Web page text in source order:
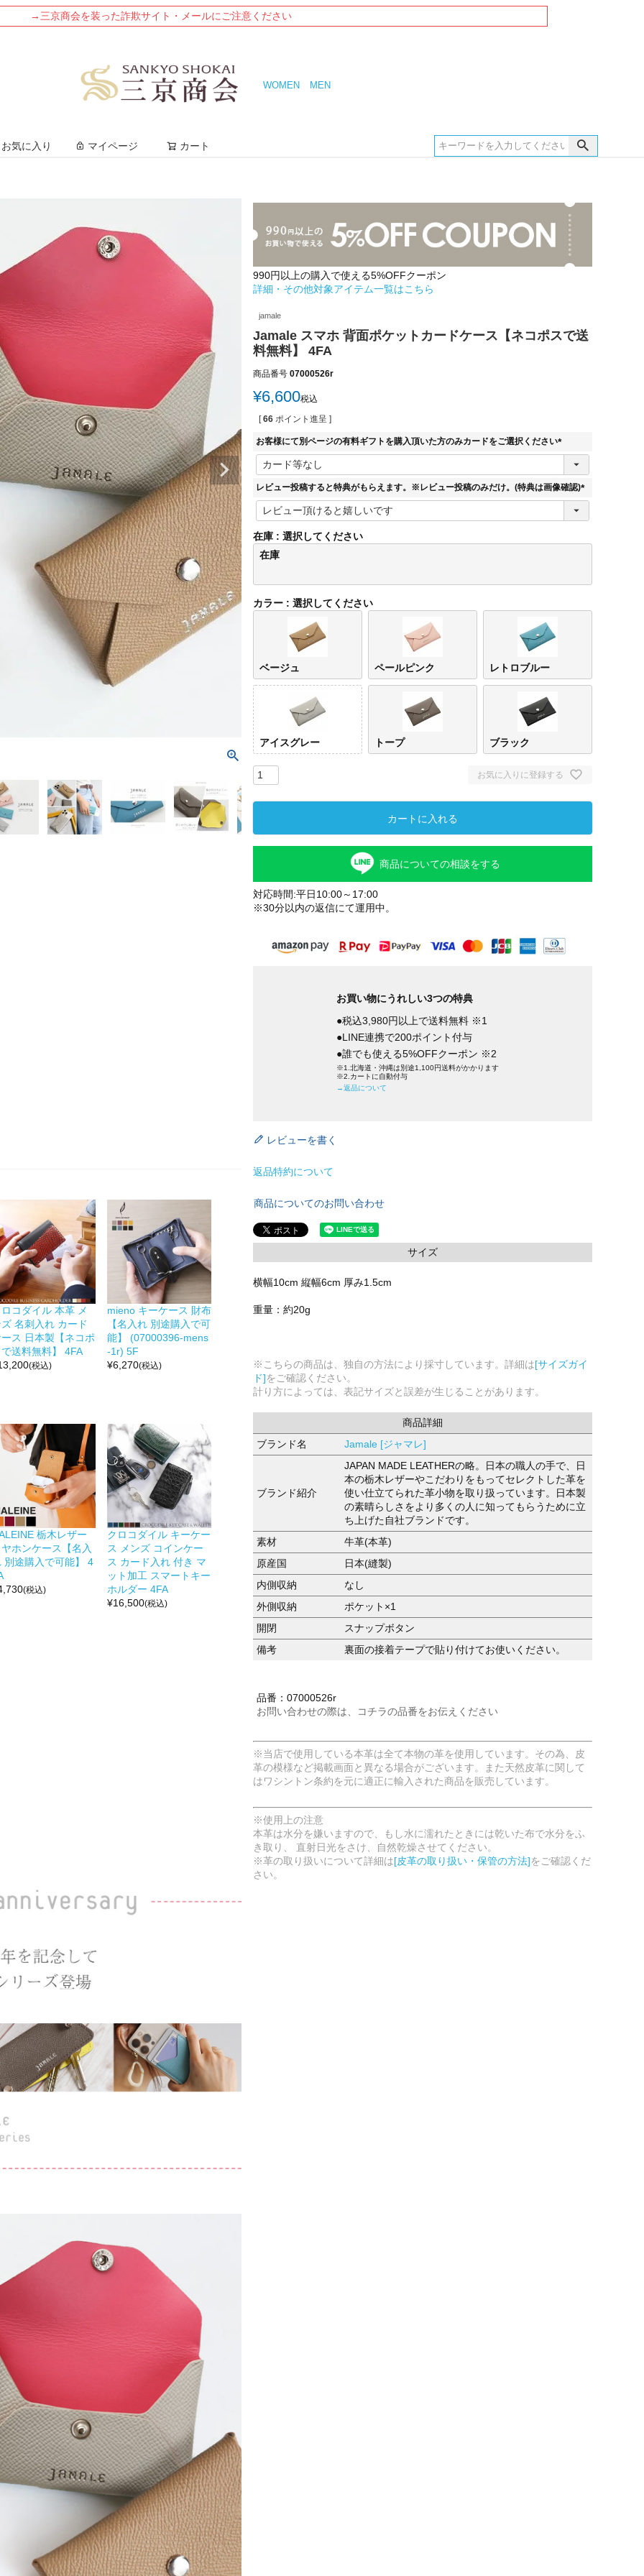
→三京商会を装った詐欺サイト・メールにご注意ください
WOMEN MEN
お気に入り マイページ カート
コダイル 本革 メ
名刺入れ カード
ス 日本製【ネコポ
送料無料】 4FA
(税込)
mieno キーケース 財布
【名入れ 別途購入で可
能】 (07000396-mens
-1r) 5F
¥6,270(税込)
栃木レザー
ホンケース【名入
別途購入で可能】 4
(税込)
クロコダイル キーケー
ス メンズ コインケー
ス カード入れ 付き マ
ット加工 スマートキー
ホルダー 4FA
¥16,500(税込)
990円以上の購入で使える5%OFFクーポン
詳細・その他対象アイテム一覧はこちら
jamale
Jamale スマホ 背面ポケットカードケース【ネコポスで送
料無料】 4FA
商品番号 07000526r
¥6,600税込
[ 66 ポイント進呈 ]
お客様にて別ページの有料ギフトを購入頂いた方のみカードをご選択ください
(
須
レビュー投稿すると特典がもらえます。※レビュー投稿のみだけ。(特典は画像確認)
(
)
在庫
選択してください
在庫
カラー 選択してください
ベージュ ペールピンク レトロブルー
アイスグレー トープ ブラック
お気に入りに登録する
カートに入れる
商品についての相談をする
対応時間:平日10:00～17:00
※30分以内の返信にて運用中。
お買い物にうれしい3つの特典
●税込3,980円以上で送料無料 ※1
●LINE連携で200ポイント付与
●誰でも使える5%OFFクーポン ※2
※1.北海道・沖縄は別途1,100円送料がかかります
※2.カートに自動付与
→返品について
レビューを書く
返品特約について
商品についてのお問い合わせ
サイズ
横幅10cm 縦幅6cm 厚み1.5cm
重量：約20g
※こちらの商品は、独自の方法により採寸しています。詳細は[サイズガイ
ド]をご確認ください。
計り方によっては、表記サイズと誤差が生じることがあります。
商品詳細
ブランド名
Jamale [ジャマレ]
ブランド紹介
JAPAN MADE LEATHERの略。日本の職人の手で、日
本の栃木レザーやこだわりをもってセレクトした革を
使い仕立てられた革小物を取り扱っています。日本製
の素晴らしさをより多くの人に知ってもらうために立
ち上げた自社ブランドです。
素材
牛革(本革)
原産国
日本(縫製)
内側収納
なし
外側収納
ポケット×1
開閉
スナップボタン
備考
裏面の接着テープで貼り付けてお使いください。
品番：07000526r
お問い合わせの際は、コチラの品番をお伝えください
※当店で使用している本革は全て本物の革を使用しています。その為、皮
革の模様など掲載画面と異なる場合がございます。また天然皮革に関して
はワシントン条約を元に適正に輸入された商品を販売しています。
※使用上の注意
本革は水分を嫌いますので、もし水に濡れたときには乾いた布で水分をふ
き取り、 直射日光をさけ、自然乾燥させてください。
※革の取り扱いについて詳細は[皮革の取り扱い・保管の方法]をご確認くだ
さい。